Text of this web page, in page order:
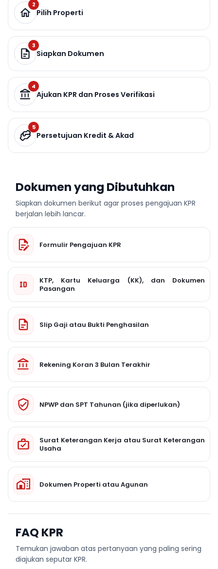
2
Pilih Properti
3
Siapkan Dokumen
4
Ajukan KPR dan Proses Verifikasi
5
Persetujuan Kredit & Akad
Dokumen yang Dibutuhkan
Siapkan dokumen berikut agar proses pengajuan KPR
berjalan lebih lancar.
Formulir Pengajuan KPR
KTP, Kartu Keluarga (KK), dan Dokumen
Pasangan
Slip Gaji atau Bukti Penghasilan
Rekening Koran 3 Bulan Terakhir
NPWP dan SPT Tahunan (jika diperlukan)
Surat Keterangan Kerja atau Surat Keterangan
Usaha
Dokumen Properti atau Agunan
FAQ KPR
Temukan jawaban atas pertanyaan yang paling sering
diajukan seputar KPR.